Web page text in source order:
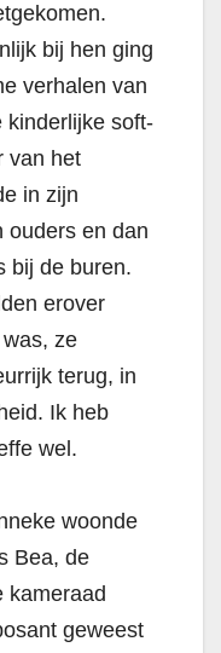
bij hen ging
verhalen van
kinderlijke soft-
van het
in zijn
ouders en dan
bij de buren.
erover
ze
terug, in
Ik heb
wel.
woonde
Bea, de
kameraad
geweest